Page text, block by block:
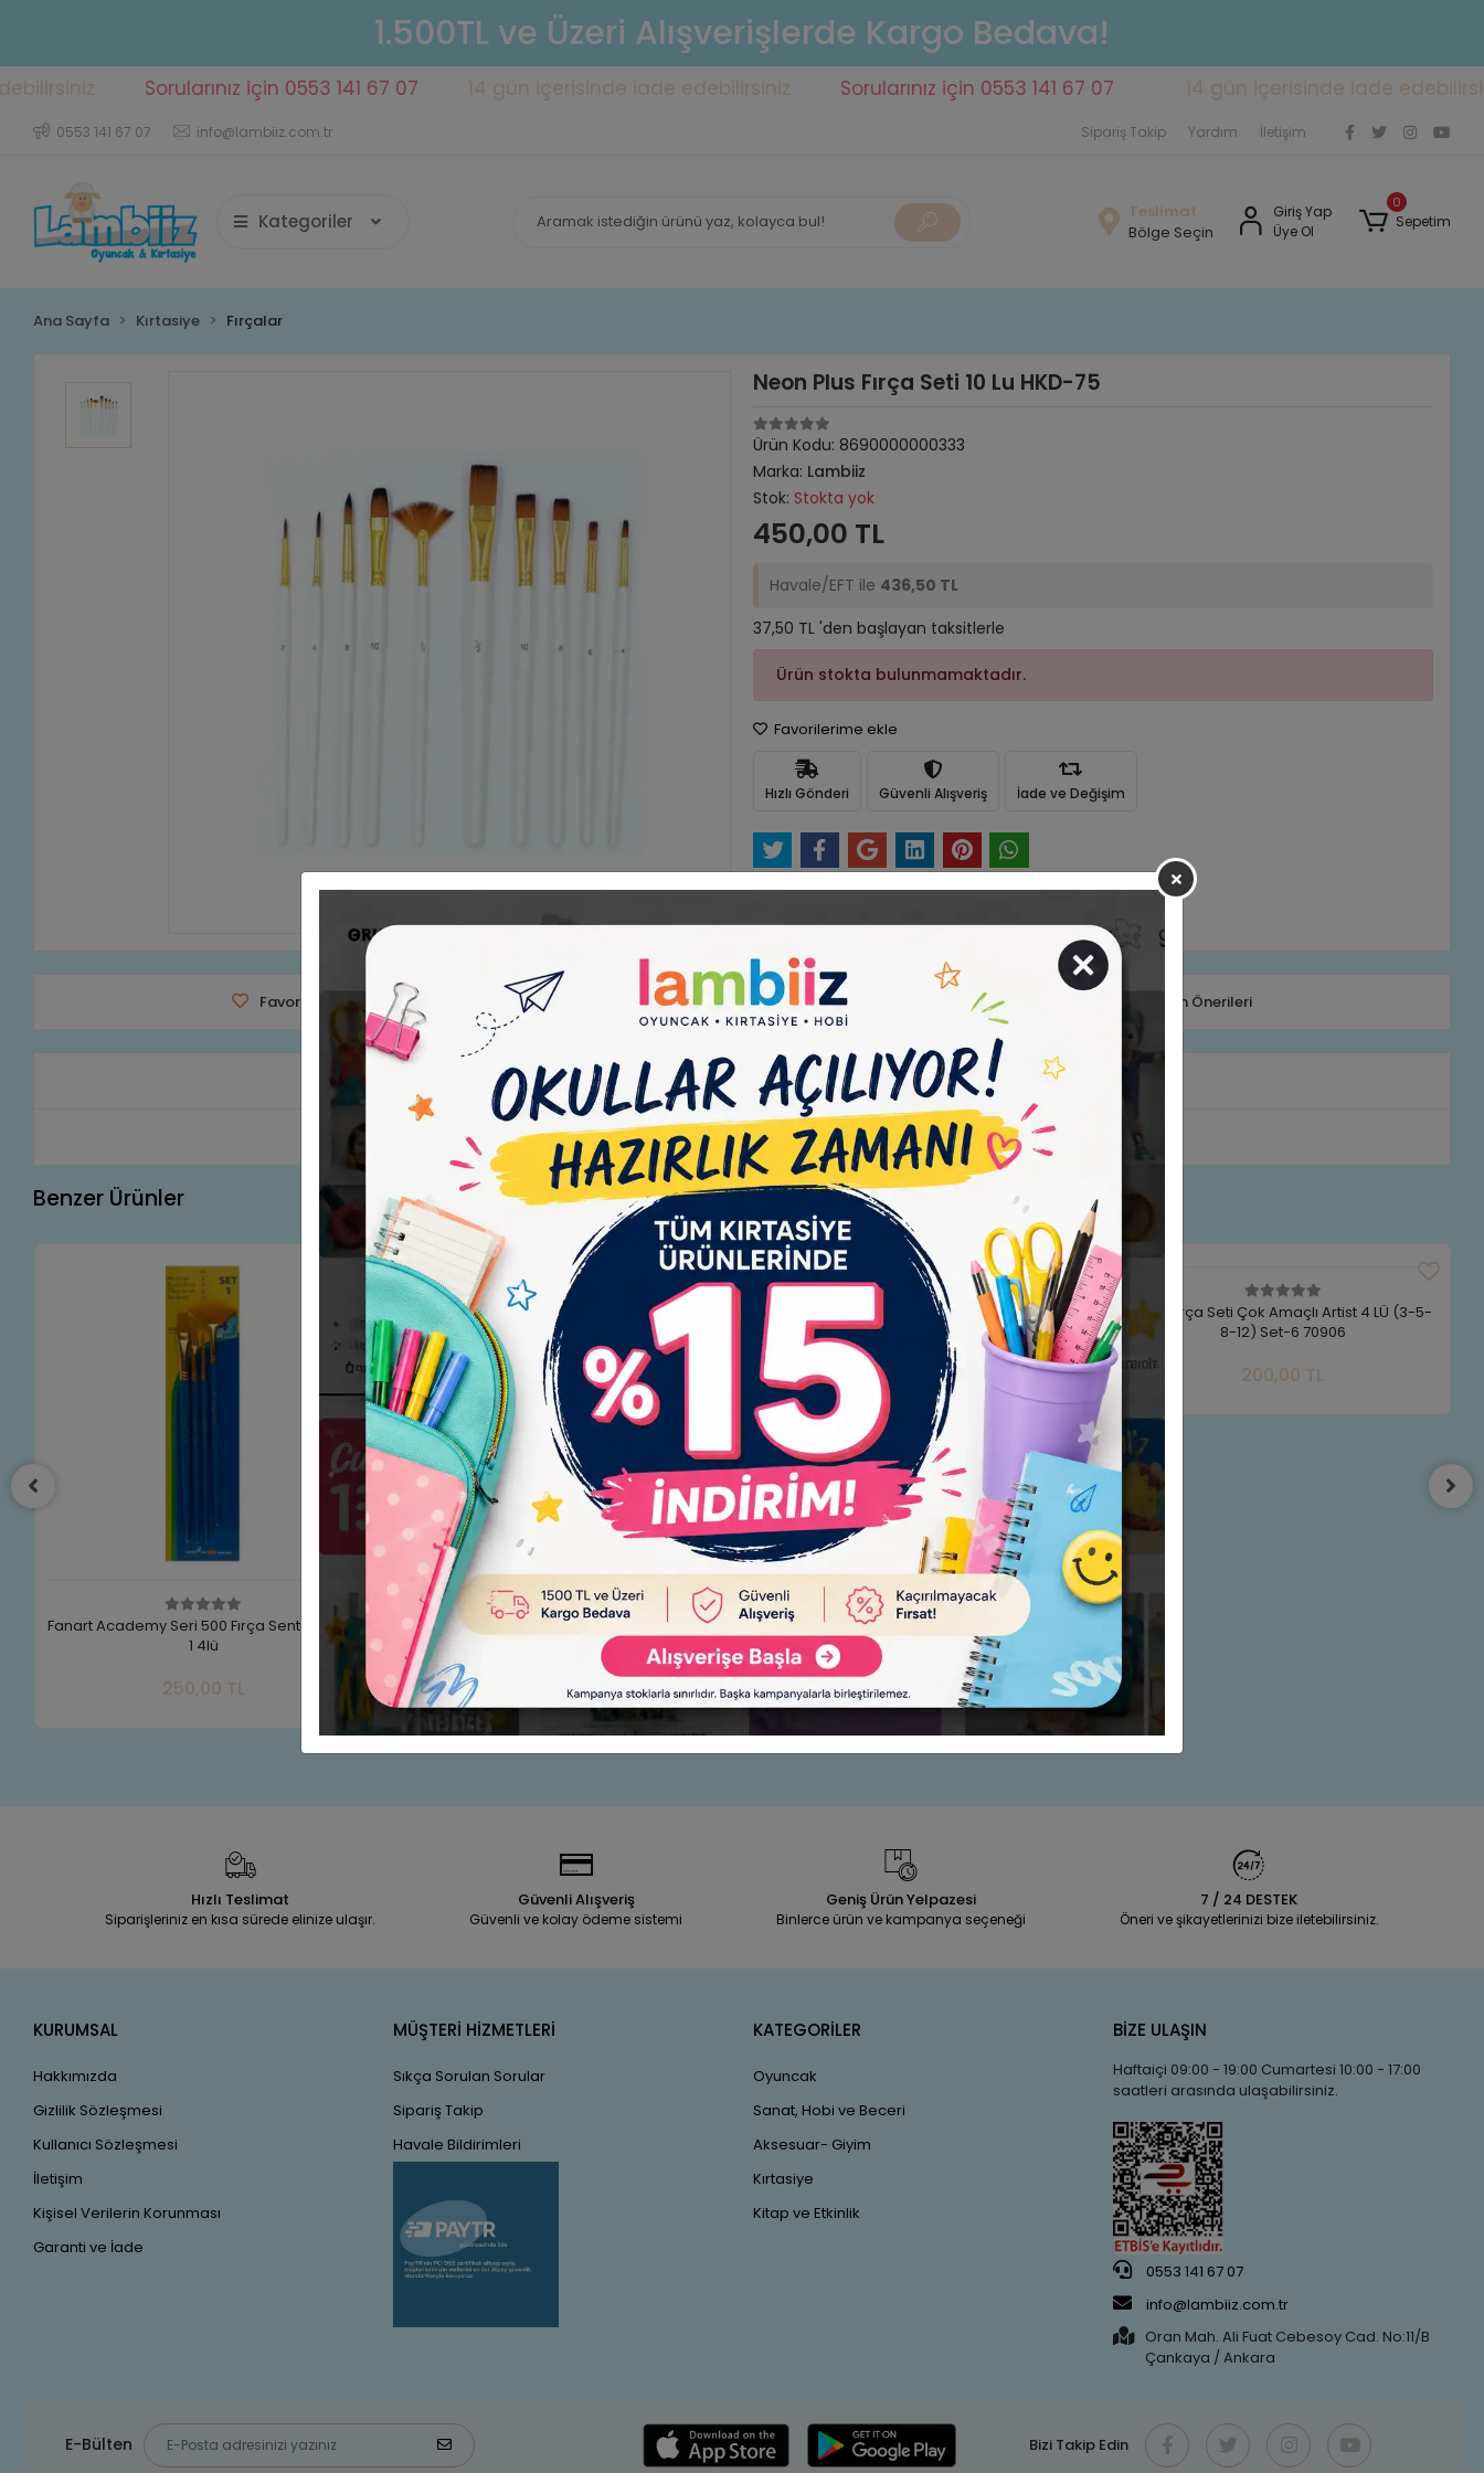
1.500TL ve Üzeri Alışverişlerde Kargo Bedava!
Sorularınız için 0553 141 67 07 14 gün içerisinde iade edebilirsiniz Sorularınız için 0553 141 67 07 14 gün içerisinde iade edebilirsiniz
0553 141 67 07 info@lambiiz.com.tr Sipariş Takip Yardım İletişim
Kategoriler
Teslimat
Bölge Seçin
Giriş Yap
Üye Ol
0
Sepetim
Ana Sayfa Kırtasiye Fırçalar
Neon Plus Fırça Seti 10 Lu HKD-75
Ürün Kodu: 8690000000333
Marka: Lambiiz
Stok: Stokta yok
450,00 TL
Havale/EFT ile 436,50 TL
37,50 TL 'den başlayan taksitlerle
Ürün stokta bulunmamaktadır.
Favorilerime ekle
Hızlı Gönderi Güvenli Alışveriş İade ve Değişim
Favorilerime Ekle Yorum Yaz Karşılaştır Gelince Haber Ver Telefonla Sipariş Ürün Önerileri
Ürün Açıklaması Garanti ve Teslimat Taksit Seçenekleri Yorumlar
Benzer Ürünler
Fanart Academy Seri 500 Fırça Sentetik Set-
1 4lü
250,00 TL
FANART ACADEMY SERİ 400 FIRÇA SETİ NO:2
590,00 TL
Adet
Sepete Ekle
Bafix Fırça Seti Çok Amaçlı Artist 6 LI (2-4-6-
8-10-12) Set-3 70903
310,00 TL
Adet
Sepete Ekle
Bafix Fırça Seti Çok Amaçlı Artist 4 LÜ (3-5-
8-12) Set-6 70906
200,00 TL
Hızlı Teslimat
Siparişleriniz en kısa sürede elinize ulaşır.
Güvenli Alışveriş
Güvenli ve kolay ödeme sistemi
Geniş Ürün Yelpazesi
Binlerce ürün ve kampanya seçeneği
7 / 24 DESTEK
Öneri ve şikayetlerinizi bize iletebilirsiniz.
KURUMSAL
Hakkımızda
Gizlilik Sözleşmesi
Kullanıcı Sözleşmesi
İletişim
Kişisel Verilerin Korunması
Garanti ve İade
MÜŞTERİ HİZMETLERİ
Sıkça Sorulan Sorular
Sipariş Takip
Havale Bildirimleri
KATEGORİLER
Oyuncak
Sanat, Hobi ve Beceri
Aksesuar- Giyim
Kırtasiye
Kitap ve Etkinlik
BİZE ULAŞIN
Haftaiçi 09:00 - 19:00 Cumartesi 10:00 - 17:00
saatleri arasında ulaşabilirsiniz.
0553 141 67 07
info@lambiiz.com.tr
Oran Mah. Ali Fuat Cebesoy Cad. No:11/B
Çankaya / Ankara
E-Bülten Bizi Takip Edin